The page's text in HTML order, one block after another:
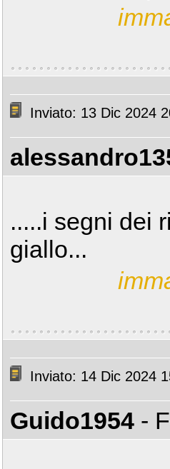
Inviato: 13 Dic 2024
.....i segni dei
giallo...
Inviato: 14 Dic 2024
Guido1954 -